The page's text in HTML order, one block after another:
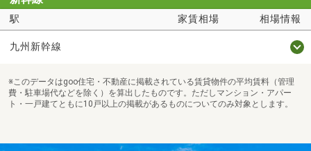
駅 家賃相場 相場情報
九州新幹線
※このデータはgoo住宅・不動産に掲載されている賃貸物件の平均賃料（管理
費・駐車場代などを除く）を算出したものです。ただしマンション・アパー
ト・一戸建てともに10戸以上の掲載があるものについてのみ対象とします。